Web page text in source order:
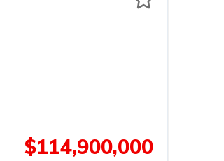
$114,900,000